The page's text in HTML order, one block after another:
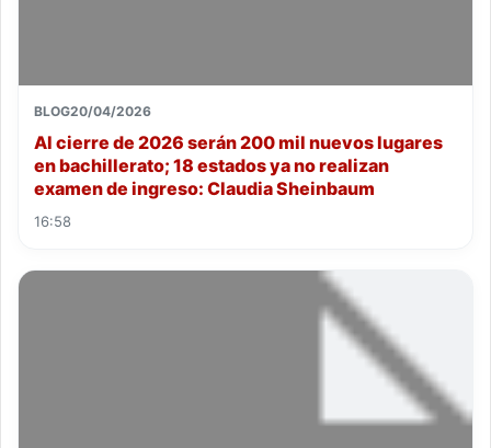
BLOG20/04/2026
Al cierre de 2026 serán 200 mil nuevos lugares
en bachillerato; 18 estados ya no realizan
examen de ingreso: Claudia Sheinbaum
16:58